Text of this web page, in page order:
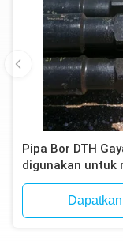
Pipa Bor DTH
digunakan untuk
Atlas Copco